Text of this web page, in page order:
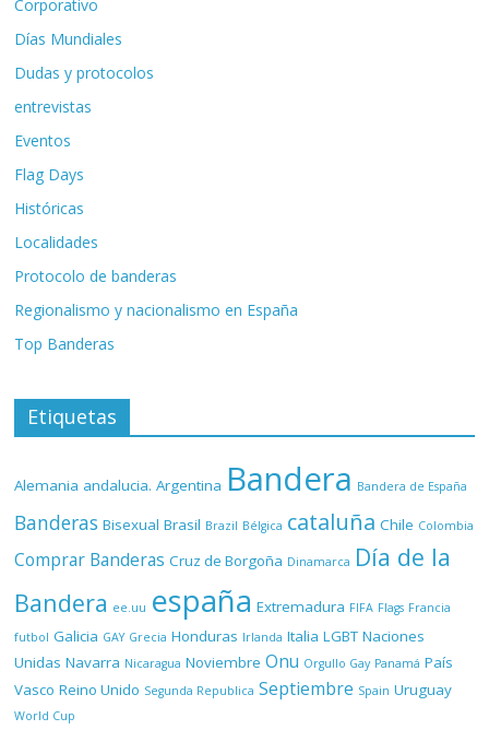
Corporativo
Días Mundiales
Dudas y protocolos
entrevistas
Eventos
Flag Days
Históricas
Localidades
Protocolo de banderas
Regionalismo y nacionalismo en España
Top Banderas
Etiquetas
Alemania andalucia. Argentina Bandera Bandera de España
Banderas Bisexual Brasil Brazil Bélgica cataluña Chile Colombia
Comprar Banderas Cruz de Borgoña Dinamarca Día de la
Bandera ee.uu españa Extremadura FIFA Flags Francia
futbol Galicia GAY Grecia Honduras Irlanda Italia LGBT Naciones
Unidas Navarra Nicaragua Noviembre Onu Orgullo Gay Panamá País
Vasco Reino Unido Segunda Republica Septiembre Spain Uruguay
World Cup